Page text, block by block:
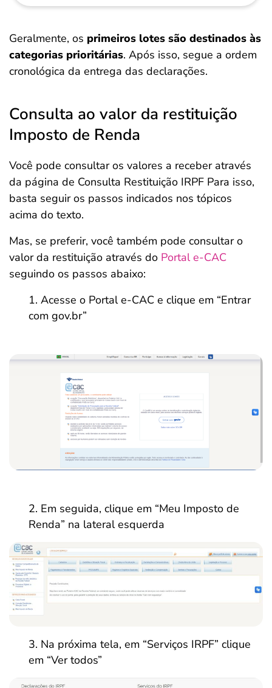
Geralmente, os primeiros lotes são destinados às
categorias prioritárias. Após isso, segue a ordem
cronológica da entrega das declarações.
Consulta ao valor da restituição
Imposto de Renda
Você pode consultar os valores a receber através
da página de Consulta Restituição IRPF Para isso,
basta seguir os passos indicados nos tópicos
acima do texto.
Mas, se preferir, você também pode consultar o
valor da restituição através do Portal e-CAC
seguindo os passos abaixo:
Acesse o Portal e-CAC e clique em “Entrar
com gov.br”
Em seguida, clique em “Meu Imposto de
Renda” na lateral esquerda
Na próxima tela, em “Serviços IRPF” clique
em “Ver todos”